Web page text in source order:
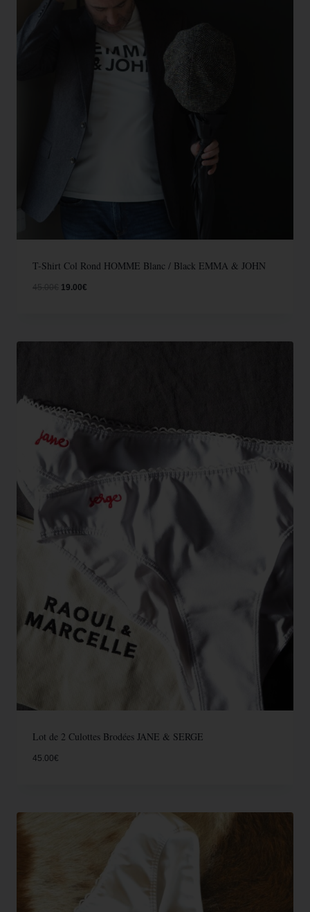
T-Shirt Col Rond HOMME Blanc / Black EMMA & JOHN
19.00€
Lot de 2 Culottes Brodées JANE & SERGE
45.00€